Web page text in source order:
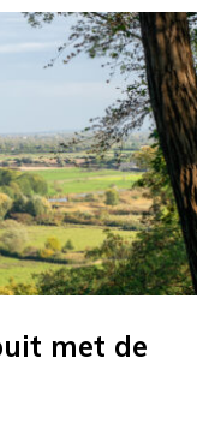
met de